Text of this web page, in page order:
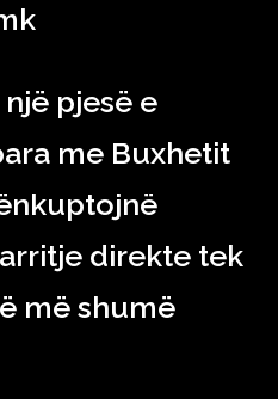
pjesë e
me Buxhetit
direkte tek
më shumë